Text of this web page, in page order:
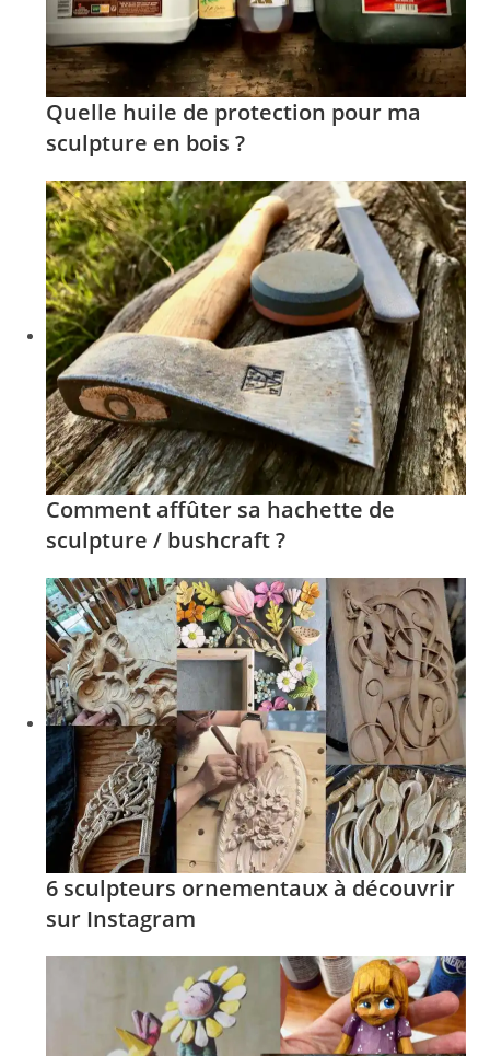
Quelle huile de protection pour ma
sculpture en bois ?
Comment affûter sa hachette de
sculpture / bushcraft ?
6 sculpteurs ornementaux à découvrir
sur Instagram